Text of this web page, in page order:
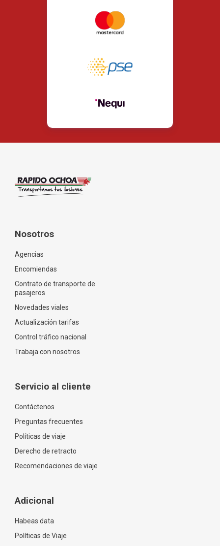
Nosotros
Agencias
Encomiendas
Contrato de transporte de
pasajeros
Novedades viales
Actualización tarifas
Control tráfico nacional
Trabaja con nosotros
Servicio al cliente
Contáctenos
Preguntas frecuentes
Políticas de viaje
Derecho de retracto
Recomendaciones de viaje
Adicional
Habeas data
Políticas de Viaje